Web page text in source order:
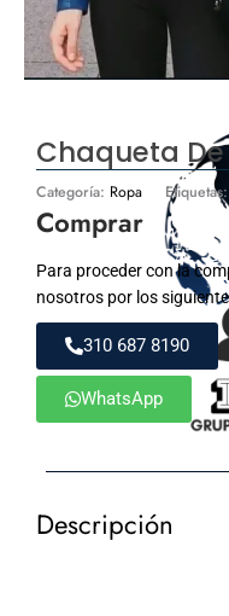
Chaqueta
Categoría: Ropa Etiquetas:
Comprar
Para proceder con la
nosotros por los
310 687 8190
WhatsApp
Descripción